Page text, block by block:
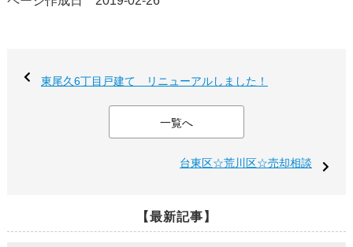
東尾久6丁目戸建て リニューアルしました！
一覧へ
台東区☆荒川区☆売却相談
【最新記事】